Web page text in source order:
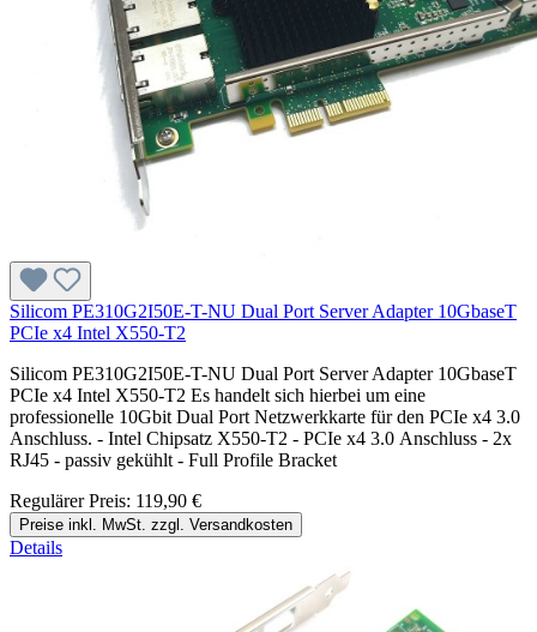
Silicom PE310G2I50E-T-NU Dual Port Server Adapter 10GbaseT
PCIe x4 Intel X550-T2
Silicom PE310G2I50E-T-NU Dual Port Server Adapter 10GbaseT
PCIe x4 Intel X550-T2 Es handelt sich hierbei um eine
professionelle 10Gbit Dual Port Netzwerkkarte für den PCIe x4 3.0
Anschluss. - Intel Chipsatz X550-T2 - PCIe x4 3.0 Anschluss - 2x
RJ45 - passiv gekühlt - Full Profile Bracket
Regulärer Preis: 119,90 €
Preise inkl. MwSt. zzgl. Versandkosten
Details